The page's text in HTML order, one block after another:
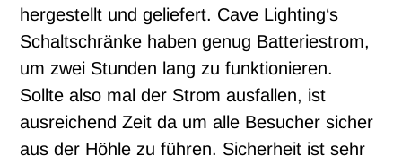
hergestellt und geliefert. Cave Lighting‘s
Schaltschränke haben genug Batteriestrom,
um zwei Stunden lang zu funktionieren.
Sollte also mal der Strom ausfallen, ist
ausreichend Zeit da um alle Besucher sicher
aus der Höhle zu führen. Sicherheit ist sehr